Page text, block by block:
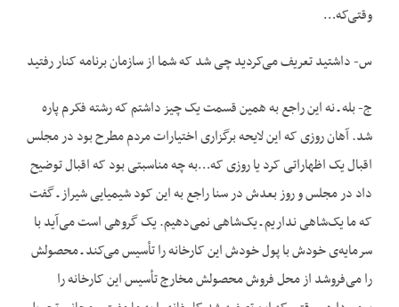
وقتی‌که…
س- داشتید تعریف می‌کردید چی شد که شما از سازمان برنامه کنار رفتید
ج- بله ـ نه این راجع به همین قسمت یک چیز داشتم که رشته فکرم پاره
شد. آهان روزی که این لایحه برگزاری اختیارات مردم مطرح بود در مجلس
اقبال یک اظهاراتی کرد یا روزی که…به چه مناسبتی بود که اقبال توضیح
داد در مجلس و روز بعدش در سنا راجع به این کود شیمیایی شیراز ـ گفت
که ما یک‌شاهی نداریم ـ یک‌شاهی نمی‌دهیم. یک گروهی است می‌آید با
سرمایه‌ی خودش با پول خودش این کارخانه را تأسیس می‌کند ـ محصولش
را می‌فروشد از محل فروش محصولش مخارج تأسیس این کارخانه را